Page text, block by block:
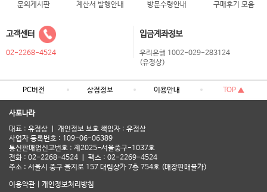
문의게시판 계산서 발행안내 방문수령안내 구매후기 모음
고객센터
02-2268-4524
입금계좌정보
우리은행 1002-029-283124
(유정상)
PC버전 상점정보 이용안내 TOP ▲
사포나라
대표 : 유정상 ㅣ 개인정보 보호 책임자 : 유정상
사업자 등록번호 : 109-06-06389
통신판매업신고번호 : 제2025-서울중구-1037호
전화 : 02-2268-4524 ㅣ 팩스 : 02-2269-4524
주소 : 서울시 중구 을지로 157 대림상가 7층 754호 (매장판매불가)
이용약관 개인정보처리방침